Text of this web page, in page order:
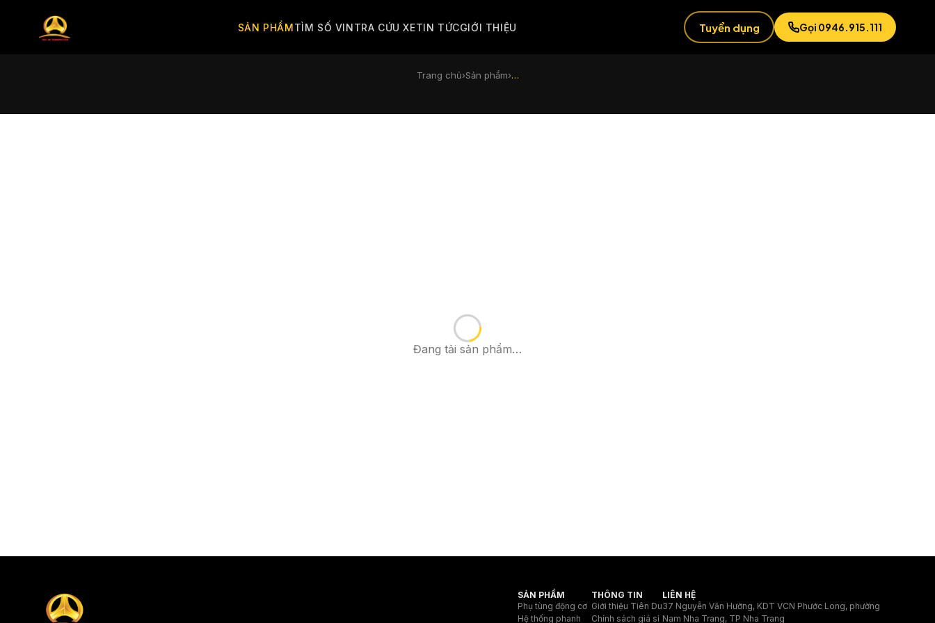
SẢN PHẨMTÌM SỐ VINTRA CỨU XETIN TỨCGIỚI THIỆU Tuyển dụng Gọi 0946.915.111
Trang chủ›Sản phẩm›…
Đang tải sản phẩm…
SẢN PHẨM
Phụ tùng động cơ
Hệ thống phanh
THÔNG TIN
Giới thiệu Tiên Du
Chính sách giá sỉ
LIÊN HỆ
37 Nguyễn Văn Hưởng, KDT VCN Phước Long, phường
Nam Nha Trang, TP Nha Trang